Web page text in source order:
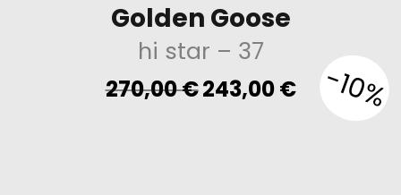
Golden Goose
hi star – 37
270,00€ Original
price
243,00€Current-10%